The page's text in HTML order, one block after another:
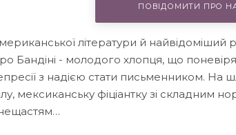
ПОВІДОМИТИ ПРО
літератури й
Бандіні - молодого хлопця, що
з надією стати письменником. На
мексиканську фіціантку зі складним
нещастям…